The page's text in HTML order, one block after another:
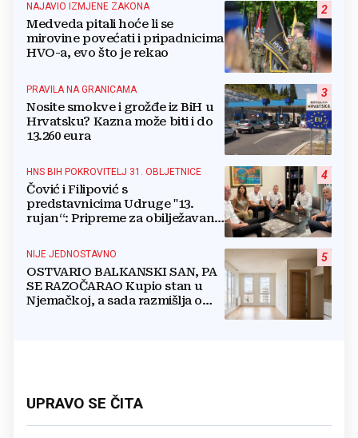
2
NAJAVIO IZMJENE ZAKONA
Medveda pitali hoće li se
mirovine povećati i pripadnicima
HVO-a, evo što je rekao
3
PRAVILA NA GRANICAMA
Nosite smokve i grožđe iz BiH u
Hrvatsku? Kazna može biti i do
13.260 eura
4
HNS BIH POKROVITELJ 31. OBLJETNICE
Čović i Filipović s
predstavnicima Udruge "13.
rujan“: Pripreme za obilježavanje
Jajca
5
NIJE JEDNOSTAVNO
OSTVARIO BALKANSKI SAN, PA
SE RAZOČARAO Kupio stan u
Njemačkoj, a sada razmišlja o
UPRAVO SE ČITA